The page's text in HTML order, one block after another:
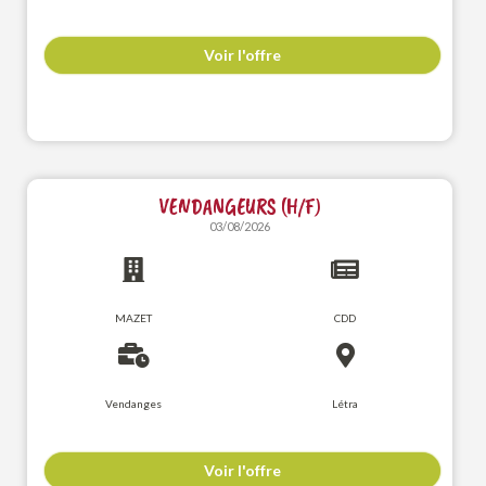
Voir l'offre
VENDANGEURS (H/F)
03/08/2026
MAZET CDD
Vendanges Létra
Voir l'offre